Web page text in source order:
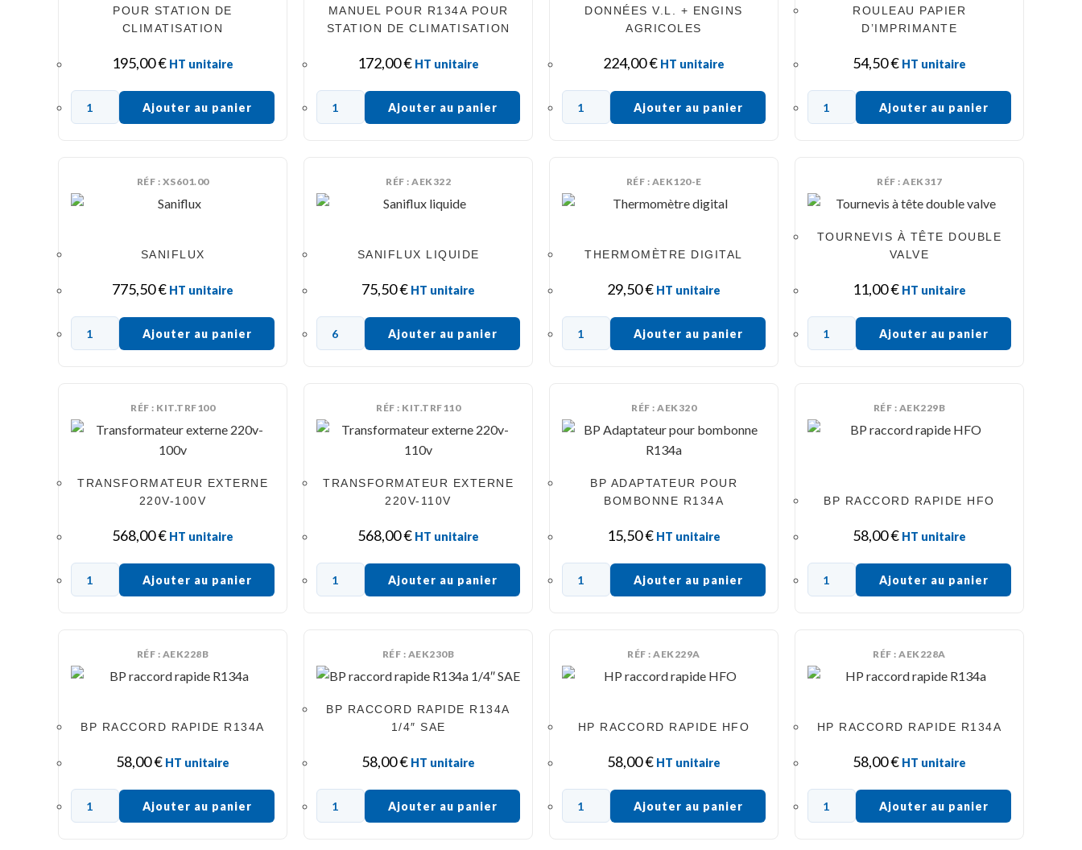
POUR STATION DE
CLIMATISATION
195,00€ HT unitaire
Ajouter au panier
MANUEL POUR R134A POUR
STATION DE CLIMATISATION
172,00€ HT unitaire
Ajouter au panier
DONNÉES V.L. + ENGINS
AGRICOLES
224,00€ HT unitaire
Ajouter au panier
ROULEAU PAPIER
D’IMPRIMANTE
54,50€ HT unitaire
Ajouter au panier
RÉF : XS601.00
SANIFLUX
775,50€ HT unitaire
Ajouter au panier
RÉF : AEK322
SANIFLUX LIQUIDE
75,50€ HT unitaire
Ajouter au panier
RÉF : AEK120-E
THERMOMÈTRE DIGITAL
29,50€ HT unitaire
Ajouter au panier
RÉF : AEK317
TOURNEVIS À TÊTE DOUBLE
VALVE
11,00€ HT unitaire
Ajouter au panier
RÉF : KIT.TRF100
TRANSFORMATEUR EXTERNE
220V-100V
568,00€ HT unitaire
Ajouter au panier
RÉF : KIT.TRF110
TRANSFORMATEUR EXTERNE
220V-110V
568,00€ HT unitaire
Ajouter au panier
RÉF : AEK320
BP ADAPTATEUR POUR
BOMBONNE R134A
15,50€ HT unitaire
Ajouter au panier
RÉF : AEK229B
BP RACCORD RAPIDE HFO
58,00€ HT unitaire
Ajouter au panier
RÉF : AEK228B
BP RACCORD RAPIDE R134A
58,00€ HT unitaire
Ajouter au panier
RÉF : AEK230B
BP RACCORD RAPIDE R134A
1/4″ SAE
58,00€ HT unitaire
Ajouter au panier
RÉF : AEK229A
HP RACCORD RAPIDE HFO
58,00€ HT unitaire
Ajouter au panier
RÉF : AEK228A
HP RACCORD RAPIDE R134A
58,00€ HT unitaire
Ajouter au panier